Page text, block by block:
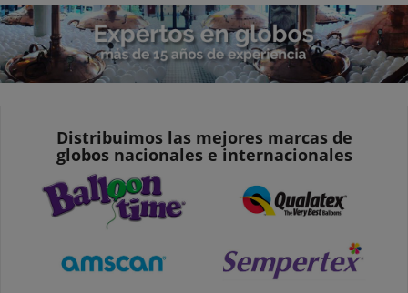
Distribuimos las mejores marcas de
globos nacionales e internacionales